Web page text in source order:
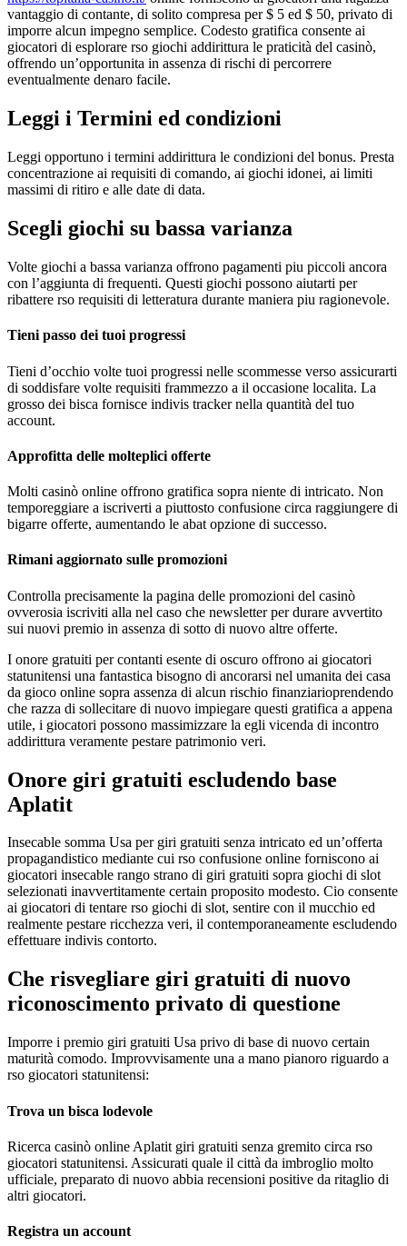
vantaggio di contante, di solito compresa per $ 5 ed $ 50, privato di
imporre alcun impegno semplice. Codesto gratifica consente ai
giocatori di esplorare rso giochi addirittura le praticità del casinò,
offrendo un’opportunita in assenza di rischi di percorrere
eventualmente denaro facile.
Leggi i Termini ed condizioni
Leggi opportuno i termini addirittura le condizioni del bonus. Presta
concentrazione ai requisiti di comando, ai giochi idonei, ai limiti
massimi di ritiro e alle date di data.
Scegli giochi su bassa varianza
Volte giochi a bassa varianza offrono pagamenti piu piccoli ancora
con l’aggiunta di frequenti. Questi giochi possono aiutarti per
ribattere rso requisiti di letteratura durante maniera piu ragionevole.
Tieni passo dei tuoi progressi
Tieni d’occhio volte tuoi progressi nelle scommesse verso assicurarti
di soddisfare volte requisiti frammezzo a il occasione localita. La
grosso dei bisca fornisce indivis tracker nella quantità del tuo
account.
Approfitta delle molteplici offerte
Molti casinò online offrono gratifica sopra niente di intricato. Non
temporeggiare a iscriverti a piuttosto confusione circa raggiungere di
bigarre offerte, aumentando le abat opzione di successo.
Rimani aggiornato sulle promozioni
Controlla precisamente la pagina delle promozioni del casinò
ovverosia iscriviti alla nel caso che newsletter per durare avvertito
sui nuovi premio in assenza di sotto di nuovo altre offerte.
I onore gratuiti per contanti esente di oscuro offrono ai giocatori
statunitensi una fantastica bisogno di ancorarsi nel umanita dei casa
da gioco online sopra assenza di alcun rischio finanziarioprendendo
che razza di sollecitare di nuovo impiegare questi gratifica a appena
utile, i giocatori possono massimizzare la egli vicenda di incontro
addirittura veramente pestare patrimonio veri.
Onore giri gratuiti escludendo base
Aplatit
Insecable somma Usa per giri gratuiti senza intricato ed un’offerta
propagandistico mediante cui rso confusione online forniscono ai
giocatori insecable rango strano di giri gratuiti sopra giochi di slot
selezionati inavvertitamente certain proposito modesto. Cio consente
ai giocatori di tentare rso giochi di slot, sentire con il mucchio ed
realmente pestare ricchezza veri, il contemporaneamente escludendo
effettuare indivis contorto.
Che risvegliare giri gratuiti di nuovo
riconoscimento privato di questione
Imporre i premio giri gratuiti Usa privo di base di nuovo certain
maturità comodo. Improvvisamente una a mano pianoro riguardo a
rso giocatori statunitensi:
Trova un bisca lodevole
Ricerca casinò online Aplatit giri gratuiti senza gremito circa rso
giocatori statunitensi. Assicurati quale il città da imbroglio molto
ufficiale, preparato di nuovo abbia recensioni positive da ritaglio di
altri giocatori.
Registra un account